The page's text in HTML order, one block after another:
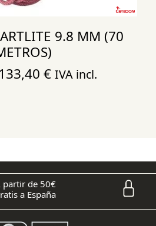
9.8 MM (70
El
133,40 €El
IVA incl.
partir de 50€
a España